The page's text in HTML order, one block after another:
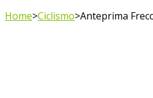
Home>Ciclismo>Anteprima